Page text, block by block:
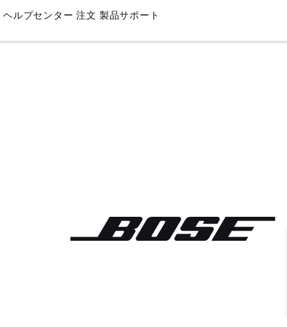
Skip
Main
ヘルプセンター 注文 製品サポート